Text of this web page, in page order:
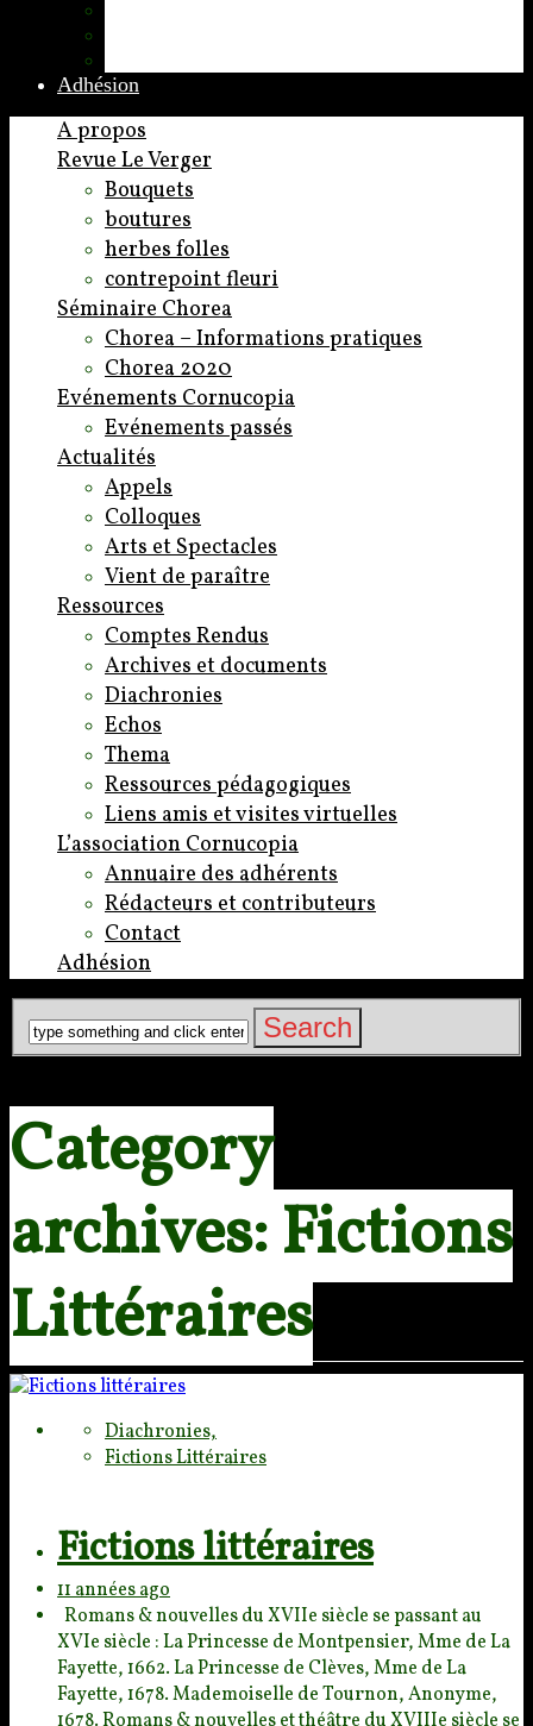
Adhésion
A propos
Revue Le Verger
Bouquets
boutures
herbes folles
contrepoint fleuri
Séminaire Chorea
Chorea – Informations pratiques
Chorea 2020
Evénements Cornucopia
Evénements passés
Actualités
Appels
Colloques
Arts et Spectacles
Vient de paraître
Ressources
Comptes Rendus
Archives et documents
Diachronies
Echos
Thema
Ressources pédagogiques
Liens amis et visites virtuelles
L’association Cornucopia
Annuaire des adhérents
Rédacteurs et contributeurs
Contact
Adhésion
Category
archives: Fictions
Littéraires
Diachronies,
Fictions Littéraires
Fictions littéraires
11 années ago
Romans & nouvelles du XVIIe siècle se passant au
XVIe siècle : La Princesse de Montpensier, Mme de La
Fayette, 1662. La Princesse de Clèves, Mme de La
Fayette, 1678. Mademoiselle de Tournon, Anonyme,